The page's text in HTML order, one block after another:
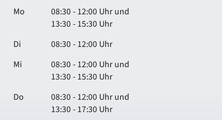
Mo
08:30 - 12:00 Uhr und
13:30 - 15:30 Uhr
Di
08:30 - 12:00 Uhr
Mi
08:30 - 12:00 Uhr und
13:30 - 15:30 Uhr
Do
08:30 - 12:00 Uhr und
13:30 - 17:30 Uhr